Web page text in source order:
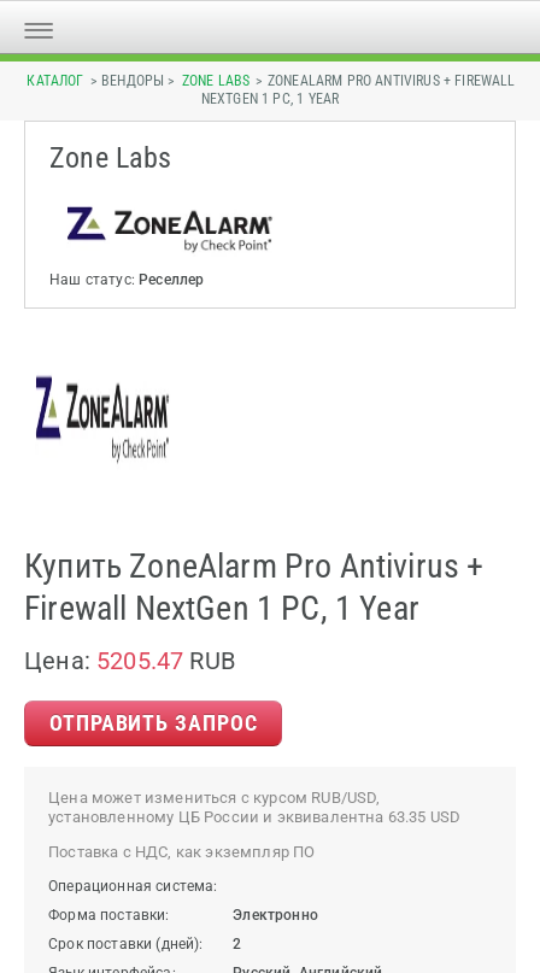
КАТАЛОГ > ВЕНДОРЫ > ZONE LABS > ZONEALARM PRO ANTIVIRUS + FIREWALL
NEXTGEN 1 PC, 1 YEAR
Zone Labs
Наш статус: Реселлер
Купить ZoneAlarm Pro Antivirus +
Firewall NextGen 1 PC, 1 Year
Цена: 5205.47 RUB
ОТПРАВИТЬ ЗАПРОС
Цена может измениться с курсом RUB/USD,
установленному ЦБ России и эквивалентна 63.35 USD
Поставка с НДС, как экземпляр ПО
Операционная система:
Форма поставки:
Электронно
Срок поставки (дней):
2